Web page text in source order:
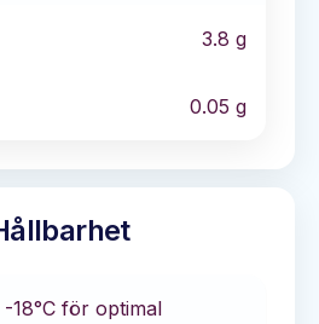
3.8 g
0.05 g
18°C för optimal